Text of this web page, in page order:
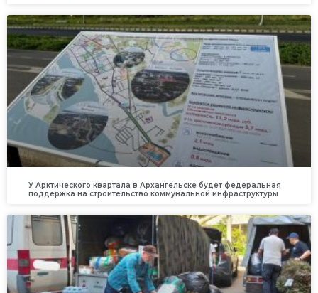
У Арктического квартала в Архангельске будет федеральная
поддержка на строительство коммунальной инфраструктуры